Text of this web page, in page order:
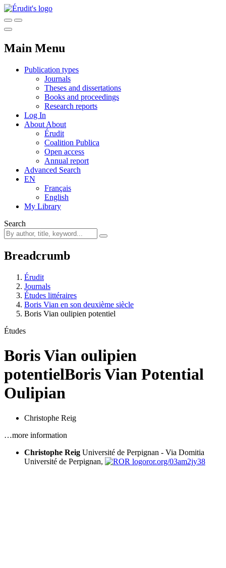
Main Menu
Publication types
Journals
Theses and dissertations
Books and proceedings
Research reports
Log In
About About
Érudit
Coalition Publica
Open access
Annual report
Advanced Search
EN
Français
English
My Library
Search
Breadcrumb
Érudit
Journals
Études littéraires
Boris Vian en son deuxième siècle
Boris Vian oulipien potentiel
Études
Boris Vian oulipien
potentielBoris Vian Potential
Oulipian
Christophe Reig
…more information
Christophe Reig Université de Perpignan - Via Domitia
Université de Perpignan,
ror.org/03am2jy38